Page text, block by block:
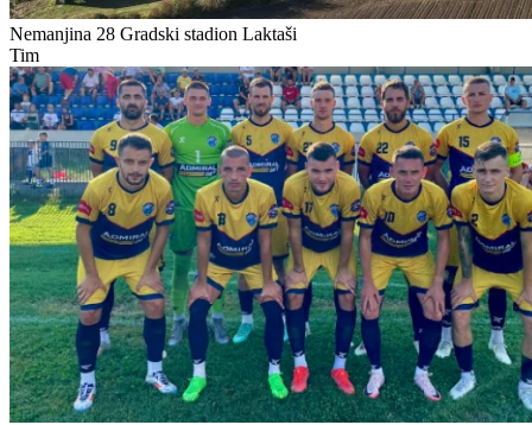
Nemanjina 28 Gradski stadion Laktaši
Tim